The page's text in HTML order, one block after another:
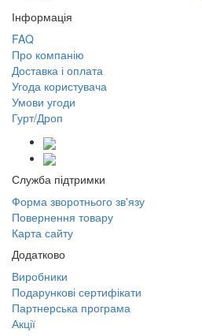
Інформація
FAQ
Про компанію
Доставка і оплата
Угода користувача
Умови угоди
Гурт/Дроп
Служба підтримки
Форма зворотнього зв'язу
Повернення товару
Карта сайту
Додатково
Виробники
Подарункові сертифікати
Партнерська програма
Акції